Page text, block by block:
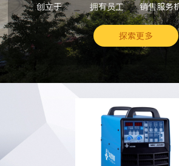
创立于 拥有员工 销售服务
探索更多